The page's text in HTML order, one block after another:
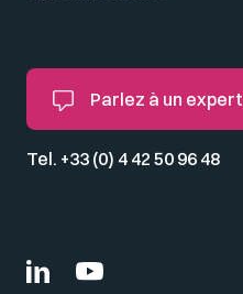
Parlez à un expert
Tel. +33 (0) 4 42 50 96 48